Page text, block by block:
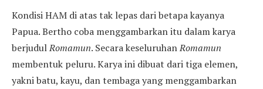
Kondisi HAM di atas tak lepas dari betapa kayanya
Papua. Bertho coba menggambarkan itu dalam karya
berjudulRomamun. Secara keseluruhanRomamun
membentuk peluru. Karya ini dibuat dari tiga elemen,
yakni batu, kayu, dan tembaga yang menggambarkan